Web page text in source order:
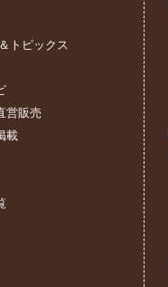
トピックス
営販売
載